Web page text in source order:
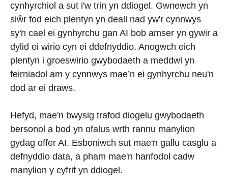
cynhyrchiol a sut i'w trin yn ddiogel. Gwnewch yn
siŵr fod eich plentyn yn deall nad yw'r cynnwys
sy'n cael ei gynhyrchu gan AI bob amser yn gywir a
dylid ei wirio cyn ei ddefnyddio. Anogwch eich
plentyn i groeswirio gwybodaeth a meddwl yn
feirniadol am y cynnwys mae’n ei gynhyrchu neu'n
dod ar ei draws.
Hefyd, mae'n bwysig trafod diogelu gwybodaeth
bersonol a bod yn ofalus wrth rannu manylion
gydag offer AI. Esboniwch sut mae'n gallu casglu a
defnyddio data, a pham mae'n hanfodol cadw
manylion y cyfrif yn ddiogel.